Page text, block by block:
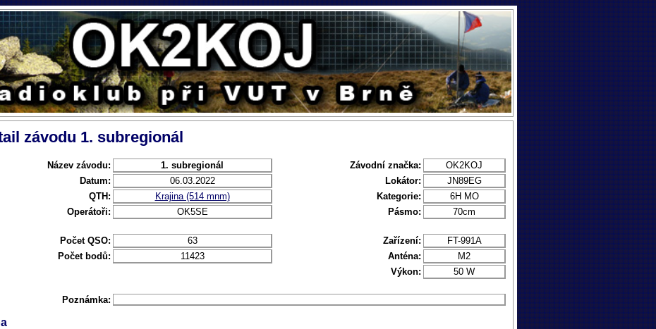
závodu 1. subregionál
Název závodu: 1. subregionál Závodní značka:
OK2KOJ
Datum:
06.03.2022 Lokátor:
JN89EG
QTH:
Krajina (514 mnm) Kategorie:
6H MO
Operátoři:
OK5SE Pásmo: 70cm
Počet QSO: 63 Zařízení:
FT-991A
Počet bodů:
11423 Anténa:
M2
Výkon:
50 W
Poznámka: